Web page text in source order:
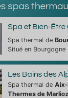
spas
Spa et Bien-Être
Spa thermal de
Situé en Bourgogne
Les Bains des
Spa thermal de Aix-
Thermes de Marlioz